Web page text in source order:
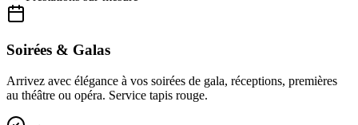
Soirées & Galas
Arrivez avec élégance à vos soirées de gala, réceptions, premières
au théâtre ou opéra. Service tapis rouge.